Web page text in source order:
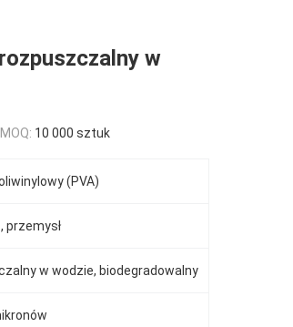
w
MOQ: 10 000 sztuk
(PVA)
przemysł
w wodzie, biodegradowalny